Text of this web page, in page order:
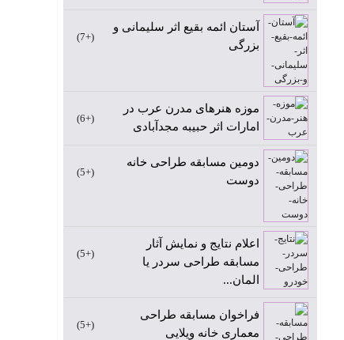
آستان ائمه بقیع اثر سلیمانی و
بزرگی
+7
موزه هنرهای مدرن عرب در
امارات اثر حبیبه مجدآبادی
+6
دومین مسابقه طراحی خانه
دوست
+5
اعلام نتایج و نمایش آثار
مسابقه طراحی سردر یا
المان...
+5
فراخوان مسابقه طراحی
معماری خانه ویلایی
+5